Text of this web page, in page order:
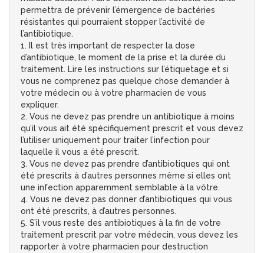
permettra de prévenir l’émergence de bactéries
résistantes qui pourraient stopper l’activité de
l’antibiotique.
1. Il est très important de respecter la dose
d’antibiotique, le moment de la prise et la durée du
traitement. Lire les instructions sur l’étiquetage et si
vous ne comprenez pas quelque chose demander à
votre médecin ou à votre pharmacien de vous
expliquer.
2. Vous ne devez pas prendre un antibiotique à moins
qu’il vous ait été spécifiquement prescrit et vous devez
l’utiliser uniquement pour traiter l’infection pour
laquelle il vous a été prescrit.
3. Vous ne devez pas prendre d’antibiotiques qui ont
été prescrits à d’autres personnes même si elles ont
une infection apparemment semblable à la vôtre.
4. Vous ne devez pas donner d’antibiotiques qui vous
ont été prescrits, à d’autres personnes.
5. S’il vous reste des antibiotiques à la fin de votre
traitement prescrit par votre médecin, vous devez les
rapporter à votre pharmacien pour destruction